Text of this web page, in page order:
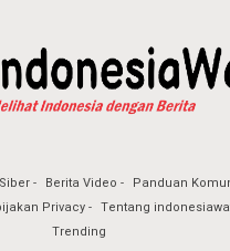
Berita Video
Panduan
Privacy
Tentang
Trending